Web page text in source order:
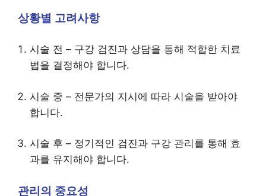
상황별 고려사항
시술 전 – 구강 검진과 상담을 통해 적합한 치료
법을 결정해야 합니다.
시술 중 – 전문가의 지시에 따라 시술을 받아야
합니다.
시술 후 – 정기적인 검진과 구강 관리를 통해 효
과를 유지해야 합니다.
관리의 중요성